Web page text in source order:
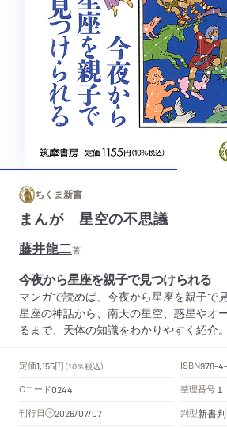
ちくま新書
まんが 星空の不思議
藤井龍二著
今夜から星座を親子で見つけられる
マンガで読めば、今夜から星座を親子
星座の神話から、南天の星空、惑星やオ
るまで、天体の知識をわかりやすく紹介。
定価1,155円 （10％税込） ISBN978-
Cコード0244 整理番号
刊行日 2026/07/07 判型新書判